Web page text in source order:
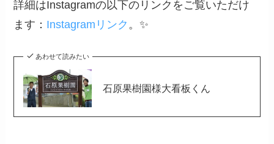
詳細はInstagramの以下のリンクをご覧いただけ
ます： Instagramリンク 。✨
あわせて読みたい
石原果樹園様大看板くん